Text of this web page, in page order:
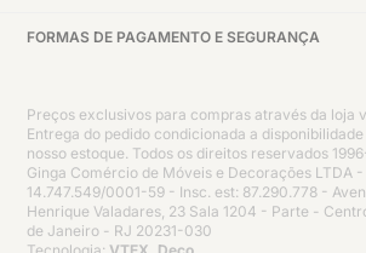
FORMAS DE PAGAMENTO E SEGURANÇA
Preços exclusivos para compras através da loja
Entrega do pedido condicionada a disponibilidade
nosso estoque. Todos os direitos reservados
Ginga Comércio de Móveis e Decorações LTDA -
14.747.549/0001-59 - Insc. est: 87.290.778 -
Henrique Valadares, 23 Sala 1204 - Parte -
de Janeiro - RJ 20231-030